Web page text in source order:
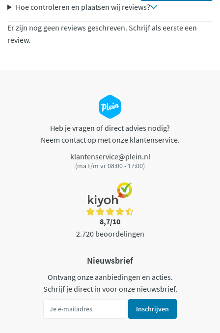
Hoe controleren en plaatsen wij reviews?
Er zijn nog geen reviews geschreven. Schrijf als eerste een
review.
Heb je vragen of direct advies nodig?
Neem contact op met onze klantenservice.
klantenservice@plein.nl
(ma t/m vr 08:00 - 17:00)
8,7/10
2.720 beoordelingen
Nieuwsbrief
Ontvang onze aanbiedingen en acties.
Schrijf je direct in voor onze nieuwsbrief.
Inschrijven